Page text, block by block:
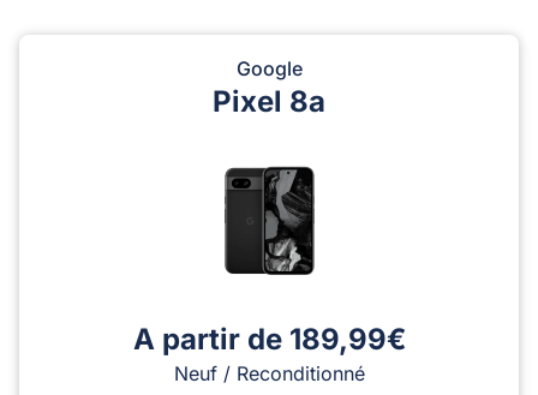
Google
Pixel 8a
A partir de 189,99€
Neuf / Reconditionné